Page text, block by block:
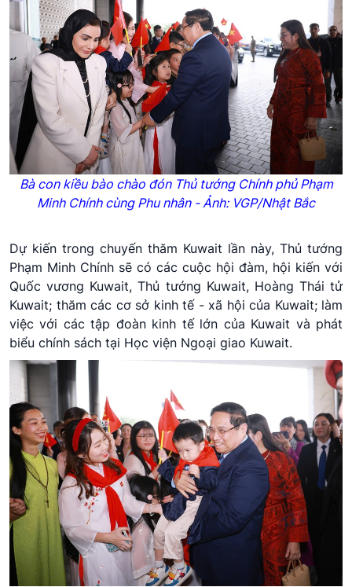
Bà con kiều bào chào đón Thủ tướng Chính phủ Phạm
Minh Chính cùng Phu nhân - Ảnh: VGP/Nhật Bắc
Dự kiến trong chuyến thăm Kuwait lần này, Thủ tướng
Phạm Minh Chính sẽ có các cuộc hội đàm, hội kiến với
Quốc vương Kuwait, Thủ tướng Kuwait, Hoàng Thái tử
Kuwait; thăm các cơ sở kinh tế - xã hội của Kuwait; làm
việc với các tập đoàn kinh tế lớn của Kuwait và phát
biểu chính sách tại Học viện Ngoại giao Kuwait.